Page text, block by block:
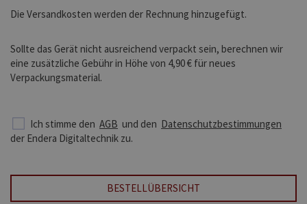
Die Versandkosten werden der Rechnung hinzugefügt.
Sollte das Gerät nicht ausreichend verpackt sein, berechnen wir
eine zusätzliche Gebühr in Höhe von 4,90 € für neues
Verpackungsmaterial.
Ich stimme den AGB und den Datenschutzbestimmungen
der Endera Digitaltechnik zu.
BESTELLÜBERSICHT